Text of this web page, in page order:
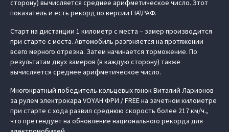
сторону) вычисляется среднее арифметическое число. Этот
показатель и есть рекорд по версии FIA\РАФ.
Старт на дистанции 1 километр с места – замер производится
при старте с места. Автомобиль разгоняется на протяжении
всего мерного отрезка. Затем начинается торможение. По
результатам двух замеров (в каждую сторону) также
вычисляется среднее арифметическое число.
Многократный победитель кольцевых гонок Виталий Ларионов
за рулем электрокара VOYAH ФРИ / FREE на зачетном километре
при старте с хода развил среднюю скорость более 217 км/ч.,
что претендует на обновление национального рекорда для